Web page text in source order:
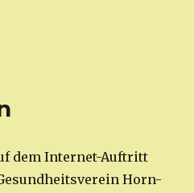
dem Internet-Auftritt
Horn-